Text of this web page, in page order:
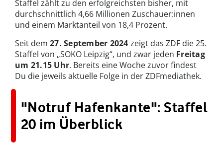
Staffel zählt zu den erfolgreichsten bisher, mit
durchschnittlich 4,66 Millionen Zuschauer:innen
und einem Marktanteil von 18,4 Prozent.
Seit dem 27. September 2024 zeigt das ZDF die 25.
Staffel von „SOKO Leipzig“, und zwar jeden Freitag
um 21.15 Uhr. Bereits eine Woche zuvor findest
Du die jeweils aktuelle Folge in der ZDFmediathek.
"Notruf Hafenkante": Staffel
20 im Überblick